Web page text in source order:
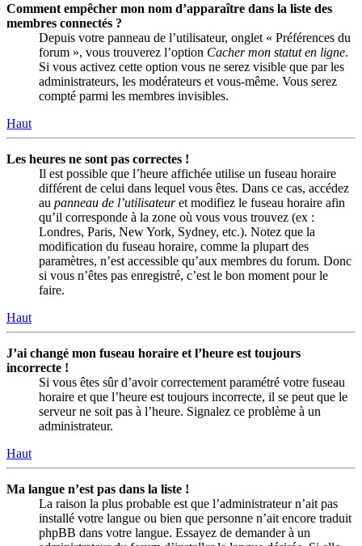
Comment empêcher mon nom d’apparaître dans la liste des
membres connectés ?
Depuis votre panneau de l’utilisateur, onglet « Préférences du
forum », vous trouverez l’option Cacher mon statut en ligne.
Si vous activez cette option vous ne serez visible que par les
administrateurs, les modérateurs et vous-même. Vous serez
compté parmi les membres invisibles.
Haut
Les heures ne sont pas correctes !
Il est possible que l’heure affichée utilise un fuseau horaire
différent de celui dans lequel vous êtes. Dans ce cas, accédez
au panneau de l’utilisateuret modifiez le fuseau horaire afin
qu’il corresponde à la zone où vous vous trouvez (ex :
Londres, Paris, New York, Sydney, etc.). Notez que la
modification du fuseau horaire, comme la plupart des
paramètres, n’est accessible qu’aux membres du forum. Donc
si vous n’êtes pas enregistré, c’est le bon moment pour le
faire.
Haut
J’ai changé mon fuseau horaire et l’heure est toujours
incorrecte !
Si vous êtes sûr d’avoir correctement paramétré votre fuseau
horaire et que l’heure est toujours incorrecte, il se peut que le
serveur ne soit pas à l’heure. Signalez ce problème à un
administrateur.
Haut
Ma langue n’est pas dans la liste !
La raison la plus probable est que l’administrateur n’ait pas
installé votre langue ou bien que personne n’ait encore traduit
phpBB dans votre langue. Essayez de demander à un